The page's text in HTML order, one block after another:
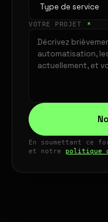
VOTRE PROJET *
En soumettant ce
et notre politique